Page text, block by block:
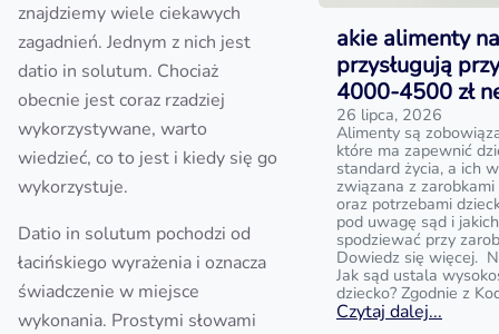
znajdziemy wiele ciekawych
zagadnień. Jednym z nich jest
datio in solutum. Chociaż
obecnie jest coraz rzadziej
wykorzystywane, warto
wiedzieć, co to jest i kiedy się go
wykorzystuje.
Datio in solutum pochodzi od
łacińskiego wyrażenia i oznacza
świadczenie w miejsce
wykonania. Prostymi słowami
akie alimenty
przysługują
4000-4500 zł
26 lipca, 2026
Alimenty są
które ma zapewnić
standard życia, a ich
związana z
oraz potrzebami
pod uwagę sąd i
spodziewać przy
Dowiedz się więcej.
Jak sąd ustala
dziecko? Zgodnie z
Czytaj dalej...